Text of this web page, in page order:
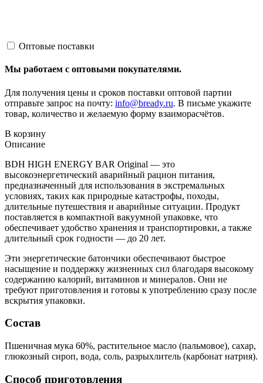
Оптовые поставки
Мы работаем с оптовыми покупателями.
Для получения цены и сроков поставки оптовой партии
отправьте запрос на почту: info@bready.ru. В письме укажите
товар, количество и желаемую форму взаиморасчётов.
В корзину
Описание
BDH HIGH ENERGY BAR Original — это
высокоэнергетический аварийный рацион питания,
предназначенный для использования в экстремальных
условиях, таких как природные катастрофы, походы,
длительные путешествия и аварийные ситуации. Продукт
поставляется в компактной вакуумной упаковке, что
обеспечивает удобство хранения и транспортировки, а также
длительный срок годности — до 20 лет.
Эти энергетические батончики обеспечивают быстрое
насыщение и поддержку жизненных сил благодаря высокому
содержанию калорий, витаминов и минералов. Они не
требуют приготовления и готовы к употреблению сразу после
вскрытия упаковки.
Состав
Пшеничная мука 60%, растительное масло (пальмовое), сахар,
глюкозный сироп, вода, соль, разрыхлитель (карбонат натрия).
Способ приготовления